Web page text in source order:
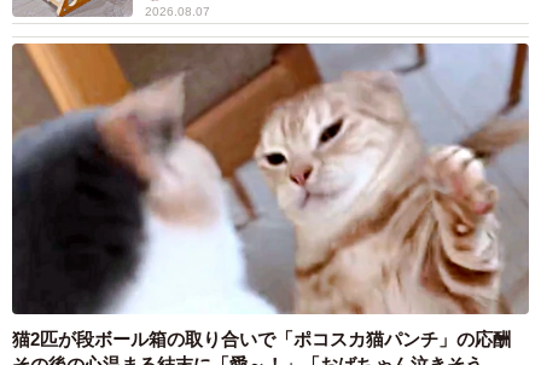
2026.08.07
猫2匹が段ボール箱の取り合いで「ポコスカ猫パンチ」の応酬